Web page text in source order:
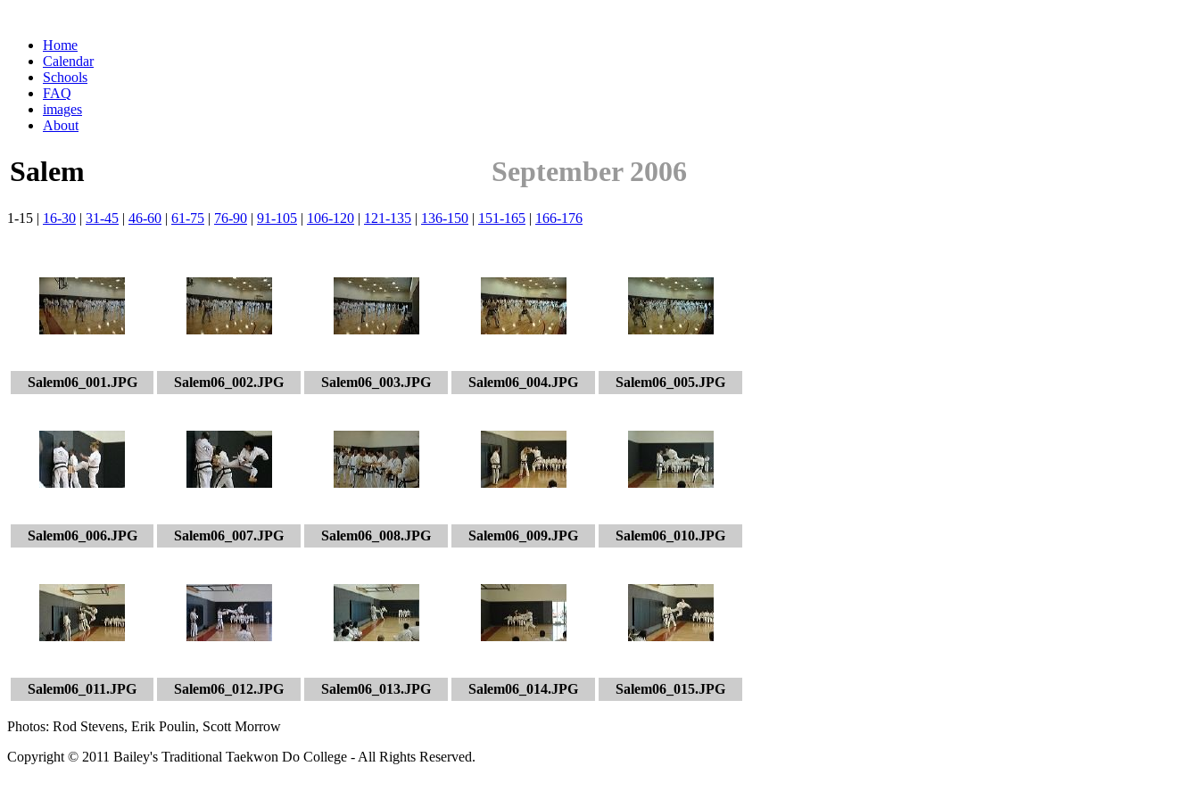
Home
Calendar
Schools
FAQ
images
About
Salem September 2006
1-15 | 16-30 | 31-45 | 46-60 | 61-75 | 76-90 | 91-105 | 106-120 | 121-135 | 136-150 | 151-165 | 166-176
Salem06_001.JPG Salem06_002.JPG Salem06_003.JPG Salem06_004.JPG Salem06_005.JPG
Salem06_006.JPG Salem06_007.JPG Salem06_008.JPG Salem06_009.JPG Salem06_010.JPG
Salem06_011.JPG Salem06_012.JPG Salem06_013.JPG Salem06_014.JPG Salem06_015.JPG
Photos: Rod Stevens, Erik Poulin, Scott Morrow
Copyright © 2011 Bailey's Traditional Taekwon Do College - All Rights Reserved.